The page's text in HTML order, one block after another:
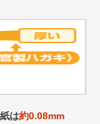
は約0.08mm